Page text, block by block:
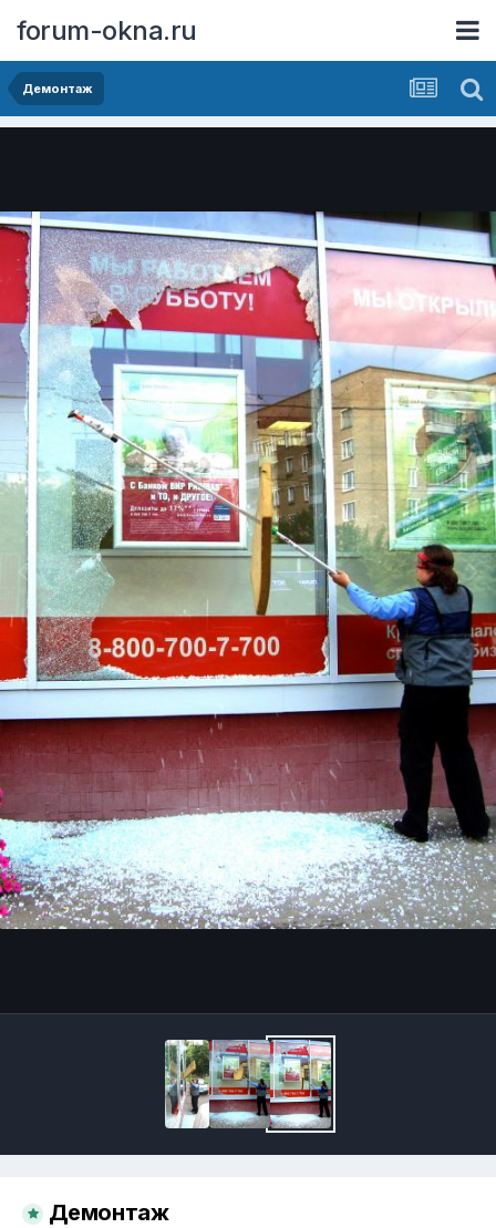
forum-okna.ru
Демонтаж
Демонтаж